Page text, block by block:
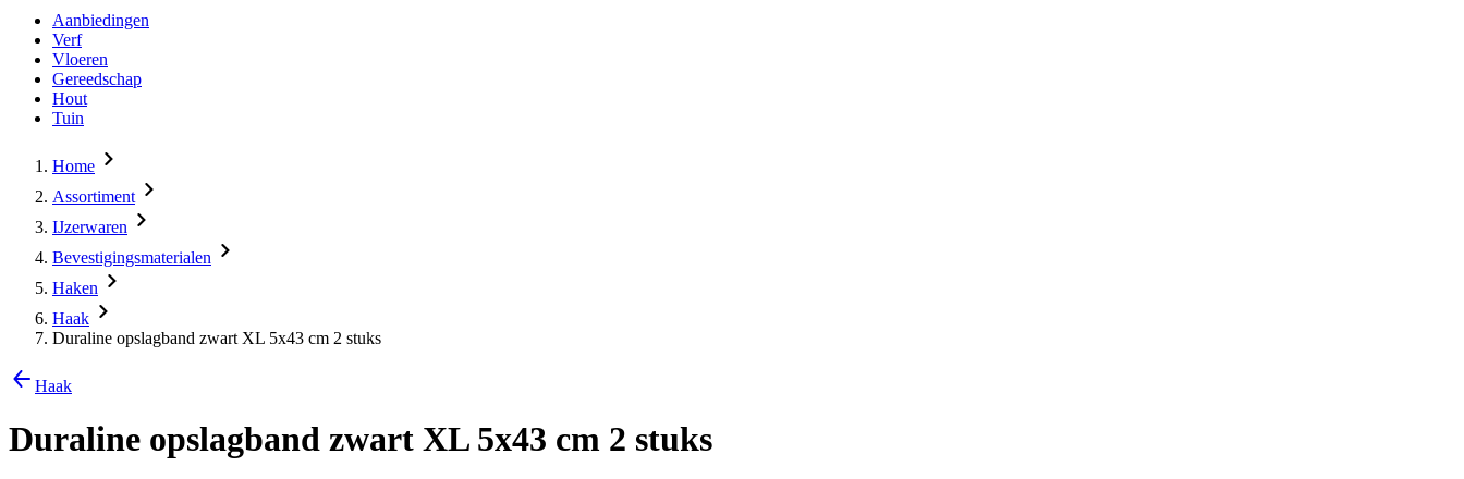
Aanbiedingen
Verf
Vloeren
Gereedschap
Hout
Tuin
Home
Assortiment
IJzerwaren
Bevestigingsmaterialen
Haken
Haak
Duraline opslagband zwart XL 5x43 cm 2 stuks
Haak
Duraline opslagband zwart XL 5x43 cm 2 stuks